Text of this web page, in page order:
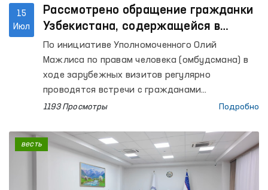
15
Июл
Рассмотрено обращение гражданки
Узбекистана, содержащейся в
следственном изоляторе в Беларуси
По инициативе Уполномоченного Олий
Мажлиса по правам человека (омбудсмана) в
ходе зарубежных визитов регулярно
проводятся встречи с гражданами
Узбекистана, содержащимися в
государств.
1193 Просмотры Подробно
весть